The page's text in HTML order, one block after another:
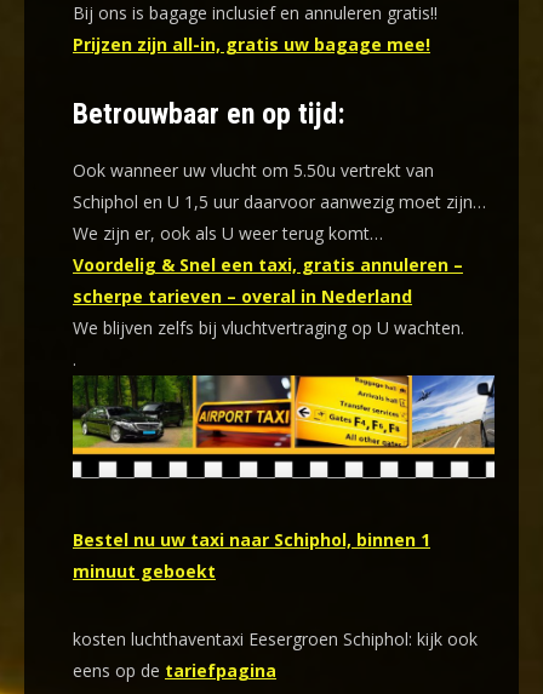
Bij ons is bagage inclusief en annuleren gratis!!
Prijzen zijn all-in, gratis uw bagage mee!
Betrouwbaar en op tijd:
Ook wanneer uw vlucht om 5.50u vertrekt van
Schiphol en U 1,5 uur daarvoor aanwezig moet zijn…
We zijn er, ook als U weer terug komt…
Voordelig & Snel een taxi, gratis annuleren –
scherpe tarieven – overal in Nederland
We blijven zelfs bij vluchtvertraging op U wachten.
.
Bestel nu uw taxi naar Schiphol, binnen 1
minuut geboekt
kosten luchthaventaxi Eesergroen Schiphol: kijk ook
eens op de tariefpagina